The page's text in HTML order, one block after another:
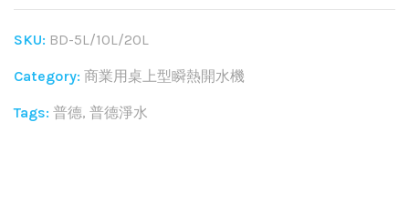
SKU: BD-5L/10L/20L
Category: 商業用桌上型瞬熱開水機
Tags: 普德, 普德淨水